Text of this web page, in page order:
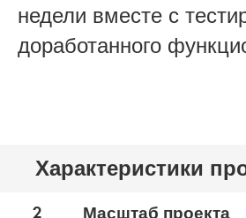
недели вместе с
доработанного
Характеристики
2 Масштаб проекта